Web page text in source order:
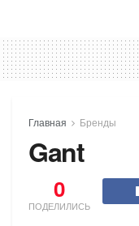
Главная Бренды
Gant
0
ПОДЕЛИЛИСЬ